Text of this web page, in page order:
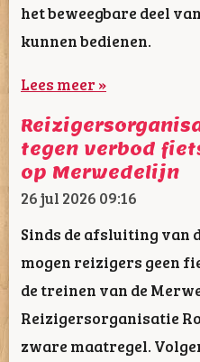
het beweegbare deel
kunnen bedienen.
Lees meer »
tegen verbod
op Merwedelijn
26 jul 2026 09:16
Sinds de afsluiting van
mogen reizigers geen
de treinen van de
Reizigersorganisatie
zware maatregel.